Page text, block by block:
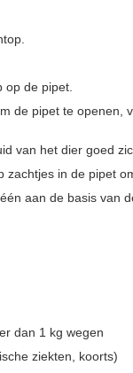
de pipet.
de pipet te openen,
van het dier goed
in de pipet
aan de basis van
dan 1 kg wegen
ziekten, koorts)